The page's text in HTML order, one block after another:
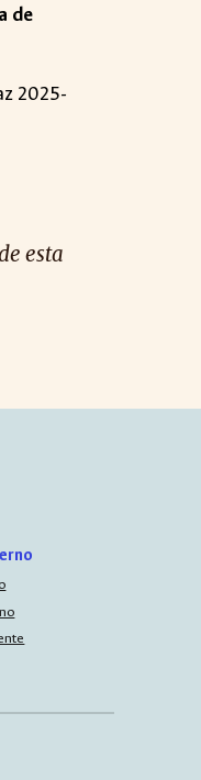
de
2025-
esta